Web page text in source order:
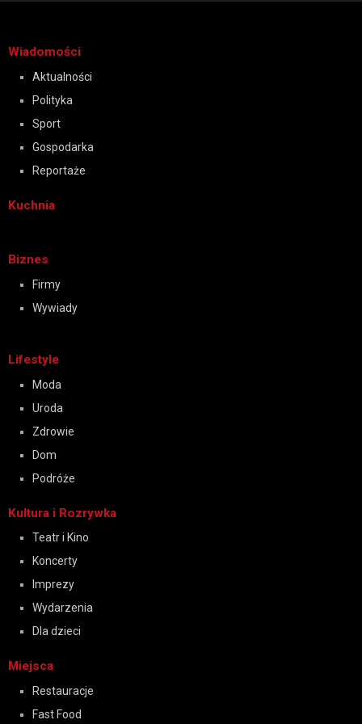
Wiadomości
Aktualności
Polityka
Sport
Gospodarka
Reportaże
Kuchnia
Biznes
Firmy
Wywiady
Lifestyle
Moda
Uroda
Zdrowie
Dom
Podróże
Kultura i Rozrywka
Teatr i Kino
Koncerty
Imprezy
Wydarzenia
Dla dzieci
Miejsca
Restauracje
Fast Food